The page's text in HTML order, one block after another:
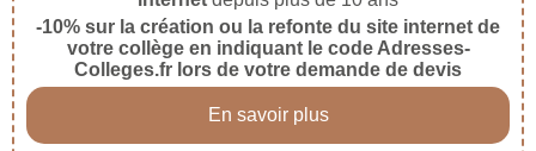
-10% sur la création ou la refonte du site internet de
votre collège en indiquant le code Adresses-
Colleges.fr lors de votre demande de devis
En savoir plus